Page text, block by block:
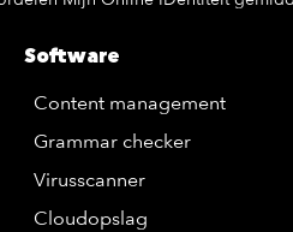
Software
Content management
Grammar checker
Virusscanner
Cloudopslag